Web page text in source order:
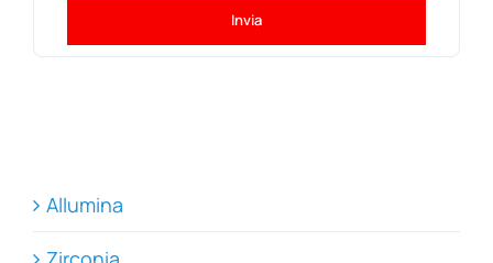
Invia
Allumina